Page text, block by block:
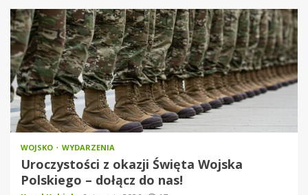
WOJSKO WYDARZENIA
Uroczystości z okazji Święta Wojska
Polskiego – dołącz do nas!